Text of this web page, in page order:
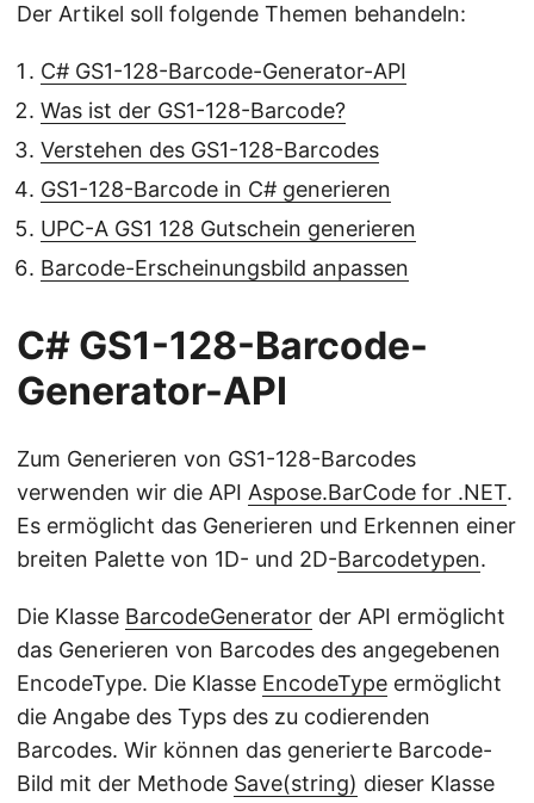
Der Artikel soll folgende Themen behandeln:
C# GS1-128-Barcode-Generator-API
Was ist der GS1-128-Barcode?
Verstehen des GS1-128-Barcodes
GS1-128-Barcode in C# generieren
UPC-A GS1 128 Gutschein generieren
Barcode-Erscheinungsbild anpassen
C# GS1-128-Barcode-
Generator-API
Zum Generieren von GS1-128-Barcodes
verwenden wir die API Aspose.BarCode for .NET.
Es ermöglicht das Generieren und Erkennen einer
breiten Palette von 1D- und 2D-Barcodetypen.
Die Klasse BarcodeGenerator der API ermöglicht
das Generieren von Barcodes des angegebenen
EncodeType. Die Klasse EncodeType ermöglicht
die Angabe des Typs des zu codierenden
Barcodes. Wir können das generierte Barcode-
Bild mit der Methode Save(string) dieser Klasse